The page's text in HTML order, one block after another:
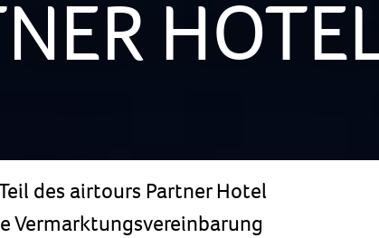
des airtours Partner Hotel
Vermarktungsvereinbarung